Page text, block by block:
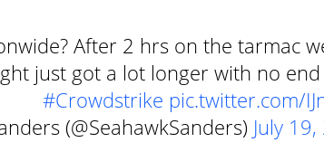
After 2 hrs on the tarmac
just got a lot longer with no
#Crowdstrike pic.twitter.com/
July